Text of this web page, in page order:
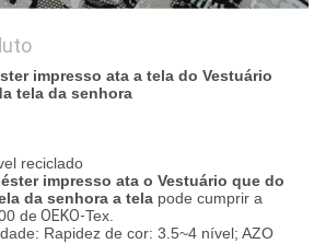
impresso ata a tela do Vestuário
tela da senhora
reciclado
impresso ata o Vestuário que do
da senhora a tela pode cumprir a
de OEKO-Tex.
Rapidez de cor: 3.5~4 nível; AZO